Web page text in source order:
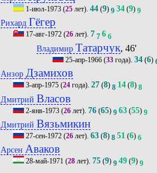
1-июл-1973(25лет). 44(9) 9 34(9) 9
Рихард Гёгер
17-авг-1972(26лет). 7 7 6 6
Владимир Татарчук, 46'
25-апр-1966 (33 года).34 (6)
Анзор Дзамихов
3-апр-1975(24года). 27(8) 8 14(8) 8
Дмитрий Власов
2-янв-1973(26лет). 76(65) 9 63(55) 9
Дмитрий Вязьмикин
27-сен-1972(26лет). 63(8) 8 51(6) 6
Арсен Аваков
28-май-1971 (28лет). 75(9) 9 49(9) 9